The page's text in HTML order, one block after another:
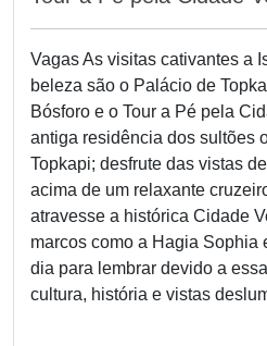
Vagas As visitas cativantes a
beleza são o Palácio de
Bósforo e o Tour a Pé pela
antiga residência dos sultões
Topkapi; desfrute das vistas
acima de um relaxante
atravesse a histórica Cidade
marcos como a Hagia Sophia
dia para lembrar devido a
cultura, história e vistas